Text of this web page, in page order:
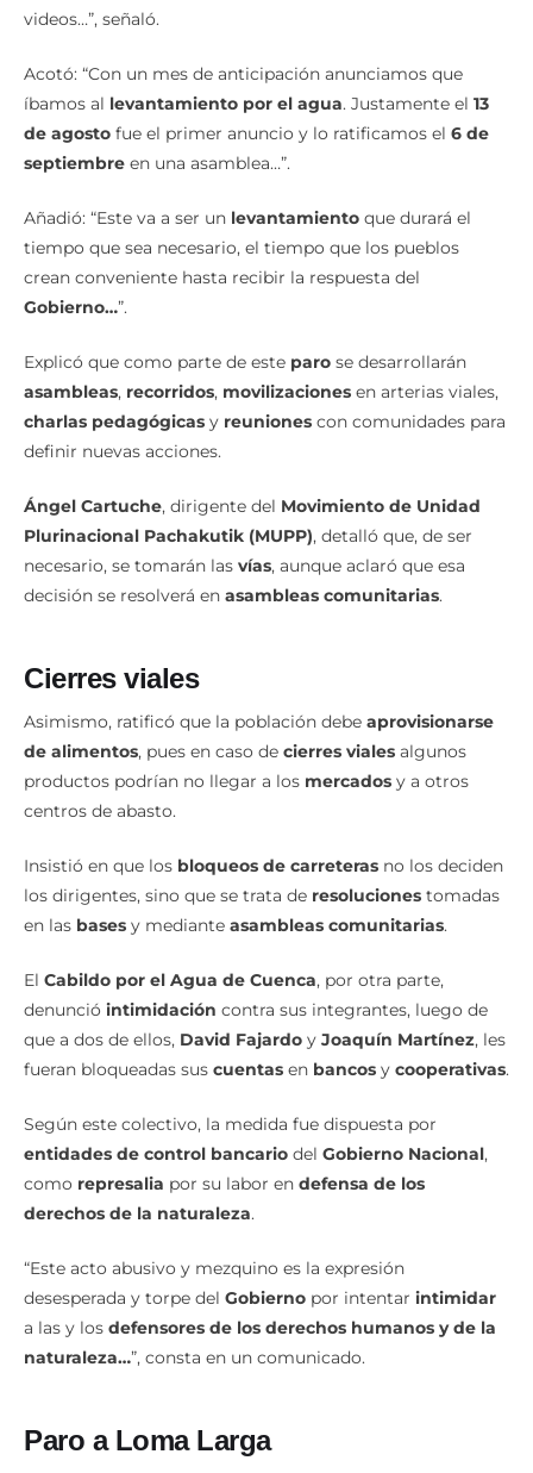
videos…”, señaló.
Acotó: “Con un mes de anticipación anunciamos que
íbamos al levantamiento por el agua. Justamente el 13
de agosto fue el primer anuncio y lo ratificamos el 6 de
septiembre en una asamblea…”.
Añadió: “Este va a ser un levantamiento que durará el
tiempo que sea necesario, el tiempo que los pueblos
crean conveniente hasta recibir la respuesta del
Gobierno…”.
Explicó que como parte de este paro se desarrollarán
asambleas, recorridos, movilizaciones en arterias viales,
charlas pedagógicas y reuniones con comunidades para
definir nuevas acciones.
Ángel Cartuche, dirigente del Movimiento de Unidad
Plurinacional Pachakutik (MUPP), detalló que, de ser
necesario, se tomarán las vías, aunque aclaró que esa
decisión se resolverá en asambleas comunitarias.
Cierres viales
Asimismo, ratificó que la población debe aprovisionarse
de alimentos, pues en caso de cierres viales algunos
productos podrían no llegar a los mercados y a otros
centros de abasto.
Insistió en que los bloqueos de carreteras no los deciden
los dirigentes, sino que se trata de resoluciones tomadas
en las bases y mediante asambleas comunitarias.
El Cabildo por el Agua de Cuenca, por otra parte,
denunció intimidación contra sus integrantes, luego de
que a dos de ellos, David Fajardo y Joaquín Martínez, les
fueran bloqueadas sus cuentas en bancos y cooperativas.
Según este colectivo, la medida fue dispuesta por
entidades de control bancario del Gobierno Nacional,
como represalia por su labor en defensa de los
derechos de la naturaleza.
“Este acto abusivo y mezquino es la expresión
desesperada y torpe del Gobierno por intentar intimidar
a las y los defensores de los derechos humanos y de la
naturaleza…”, consta en un comunicado.
Paro a Loma Larga